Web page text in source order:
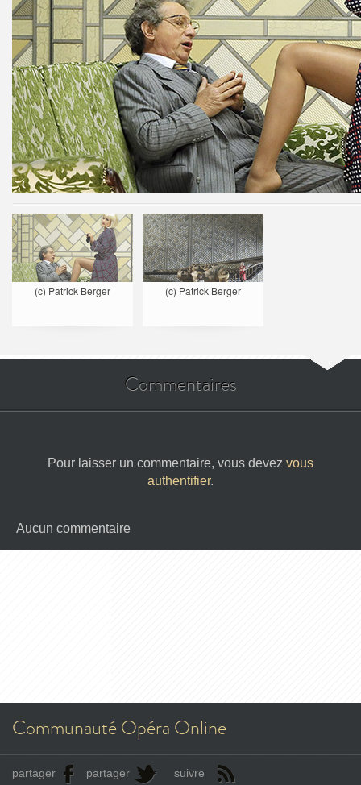
(c) Patrick Berger (c) Patrick Berger
Commentaires
Pour laisser un commentaire, vous devez vous
authentifier.
Aucun commentaire
Communauté Opéra Online
partager partager suivre